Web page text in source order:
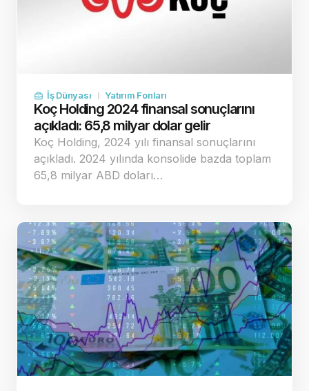
İş Dünyası Yatırım Fonları
Koç Holding 2024 finansal sonuçlarını
açıkladı: 65,8 milyar dolar gelir
Koç Holding, 2024 yılı finansal sonuçlarını
açıkladı. 2024 yılında konsolide bazda toplam
65,8 milyar ABD doları…